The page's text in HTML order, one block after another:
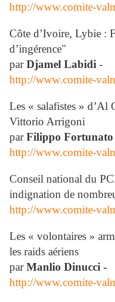
http://www.comite-
Côte d’Ivoire, Lybie :
d’ingérence"
parDjamel Labidi -
http://www.comite-
Les « salafistes » d’Al
Vittorio Arrigoni
parFilippo Fortunato
http://www.comite-
Conseil national du
indignation de
http://www.comite-
Les « volontaires »
les raids aériens
parManlio Dinucci -
http://www.comite-